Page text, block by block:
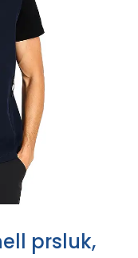
prsluk,